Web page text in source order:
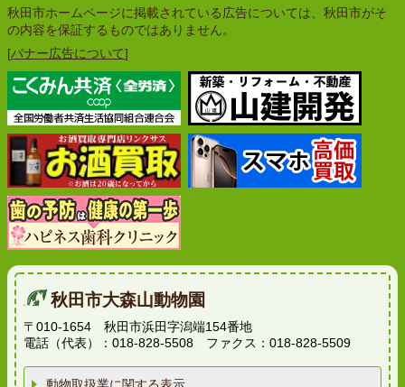
秋田市ホームページに掲載されている広告については、秋田市がそ
の内容を保証するものではありません。
[バナー広告について]
秋田市大森山動物園
〒010-1654 秋田市浜田字潟端154番地
電話（代表）：018-828-5508 ファクス：018-828-5509